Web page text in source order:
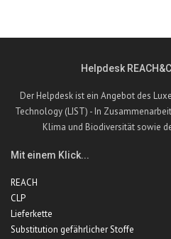
Helpdesk
Der Helpdesk ist ein Angebot des
Technology (LIST) - In
Klima und Biodiversität sowie
Mit einem Klick...
REACH
CLP
Lieferkette
Substitution gefährlicher Stoffe